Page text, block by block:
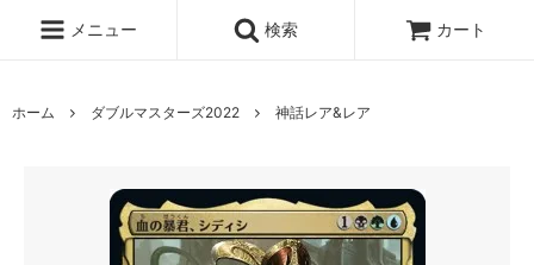
メニュー 検索 カート
ホーム ダブルマスターズ2022 神話レア&レア